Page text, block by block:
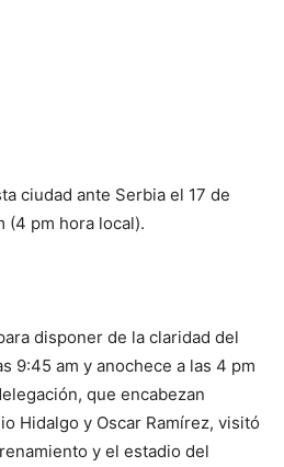
ciudad ante Serbia el 17 de
(4 pm hora local).
disponer de la claridad del
9:45 am y anochece a las 4 pm
que encabezan
Hidalgo y Oscar Ramírez, visitó
y el estadio del